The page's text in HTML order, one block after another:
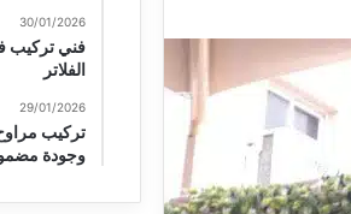
30/01/2026
فني تركيب
الفلاتر
29/01/2026
تركيب
وجودة